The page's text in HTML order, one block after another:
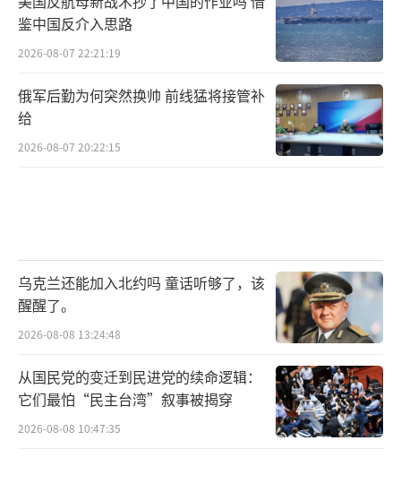
鉴中国反介入思路
2026-08-07 22:21:19
俄军后勤为何突然换帅 前线猛将接管补
给
2026-08-07 20:22:15
乌克兰还能加入北约吗 童话听够了，该
醒醒了。
2026-08-08 13:24:48
从国民党的变迁到民进党的续命逻辑：
它们最怕“民主台湾”叙事被揭穿
2026-08-08 10:47:35